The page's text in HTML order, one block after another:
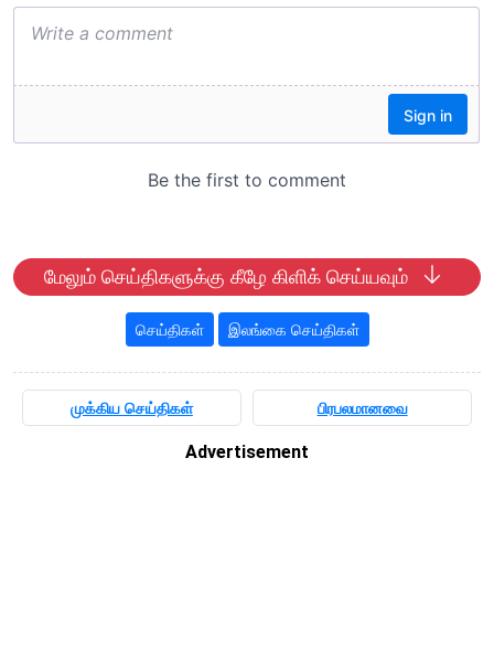
மேலும் செய்திகளுக்கு கீழே கிளிக் செய்யவும்
செய்திகள் இலங்கை செய்திகள்
முக்கிய செய்திகள் பிரபலமானவை
Advertisement